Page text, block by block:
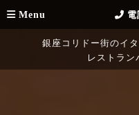
Menu
銀座コリドー街のイ
レストラン